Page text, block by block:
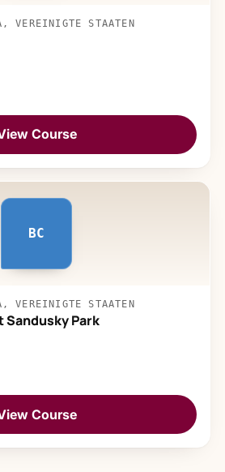
VEREINIGTE STAATEN
Course
BC
VEREINIGTE STAATEN
Sandusky Park
Course